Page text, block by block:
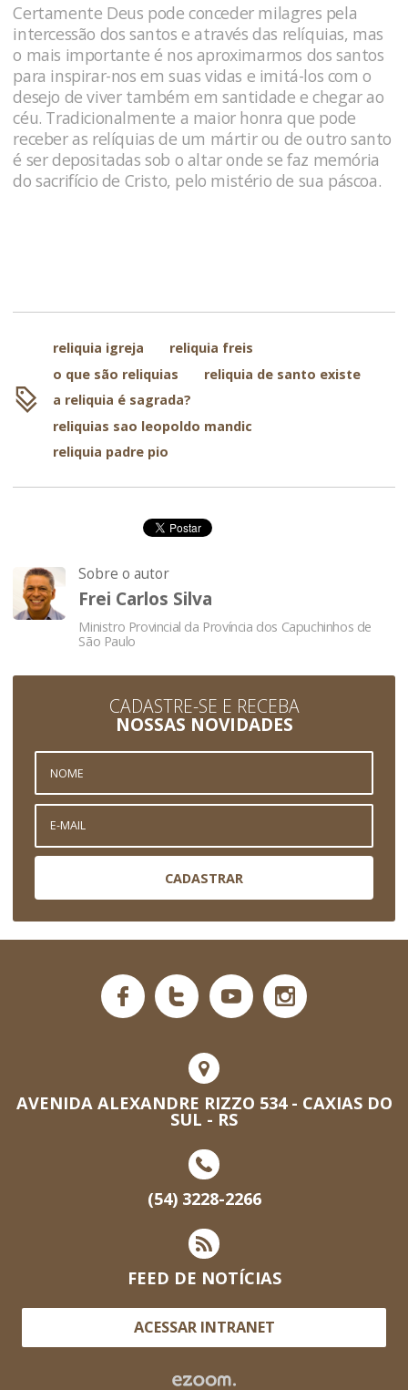
Certamente Deus pode conceder milagres pela
intercessão dos santos e através das relíquias, mas
o mais importante é nos aproximarmos dos santos
para inspirar-nos em suas vidas e imitá-los com o
desejo de viver também em santidade e chegar ao
céu. Tradicionalmente a maior honra que pode
receber as relíquias de um mártir ou de outro santo
é ser depositadas sob o altar onde se faz memória
do sacrifício de Cristo, pelo mistério de sua páscoa.
reliquia igreja
reliquia freis
o que são reliquias
reliquia de santo existe
a reliquia é sagrada?
reliquias sao leopoldo mandic
reliquia padre pio
Sobre o autor
Frei Carlos Silva
Ministro Provincial da Província dos Capuchinhos de
São Paulo
CADASTRE-SE E RECEBA
NOSSAS NOVIDADES
CADASTRAR
AVENIDA ALEXANDRE RIZZO 534 - CAXIAS DO
SUL - RS
(54) 3228-2266
FEED DE NOTÍCIAS
ACESSAR INTRANET